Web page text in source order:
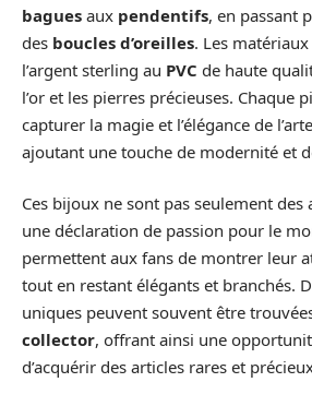
bagues aux pendentifs, en passant
des boucles d’oreilles. Les
l’argent sterling au PVC de haute
l’or et les pierres précieuses. Chaque
capturer la magie et l’élégance de
ajoutant une touche de modernité et
Ces bijoux ne sont pas seulement des
une déclaration de passion pour le
permettent aux fans de montrer leur
tout en restant élégants et branchés.
uniques peuvent souvent être
collector, offrant ainsi une
d’acquérir des articles rares et